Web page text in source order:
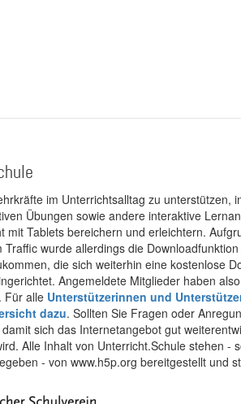
im Unterrichtsalltag zu unterstützen,
Übungen sowie andere interaktive
Tablets bereichern und erleichtern.
wurde allerdings die
die sich weiterhin eine kostenlose
Angemeldete Mitglieder haben
Für alle Unterstützerinnen und
dazu. Sollten Sie Fragen oder
sich das Internetangebot gut
Alle Inhalt von Unterricht.Schule stehen -
- von www.h5p.org bereitgestellt und